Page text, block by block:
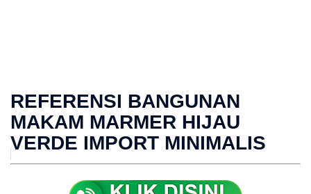
REFERENSI BANGUNAN
MAKAM MARMER HIJAU
VERDE IMPORT MINIMALIS